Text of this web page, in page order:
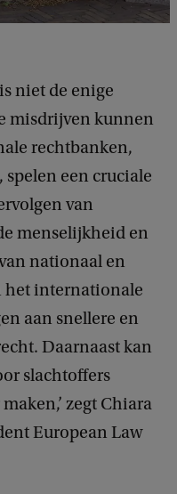
niet de enige
misdrijven kunnen
rechtbanken,
een cruciale
van
menselijkheid en
nationaal en
internationale
aan snellere en
Daarnaast kan
slachtoffers
zegt Chiara
European Law